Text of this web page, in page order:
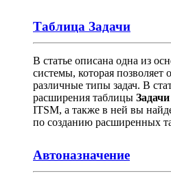
Таблица Задачи
В статье описана одна из
системы, которая позволяет
различные типы задач. В
расширения таблицы Задачи
ITSM, а также в ней вы
по созданию расширенных
Автоназначение